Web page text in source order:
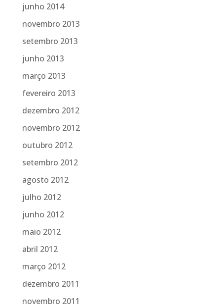
junho 2014
novembro 2013
setembro 2013
junho 2013
março 2013
fevereiro 2013
dezembro 2012
novembro 2012
outubro 2012
setembro 2012
agosto 2012
julho 2012
junho 2012
maio 2012
abril 2012
março 2012
dezembro 2011
novembro 2011